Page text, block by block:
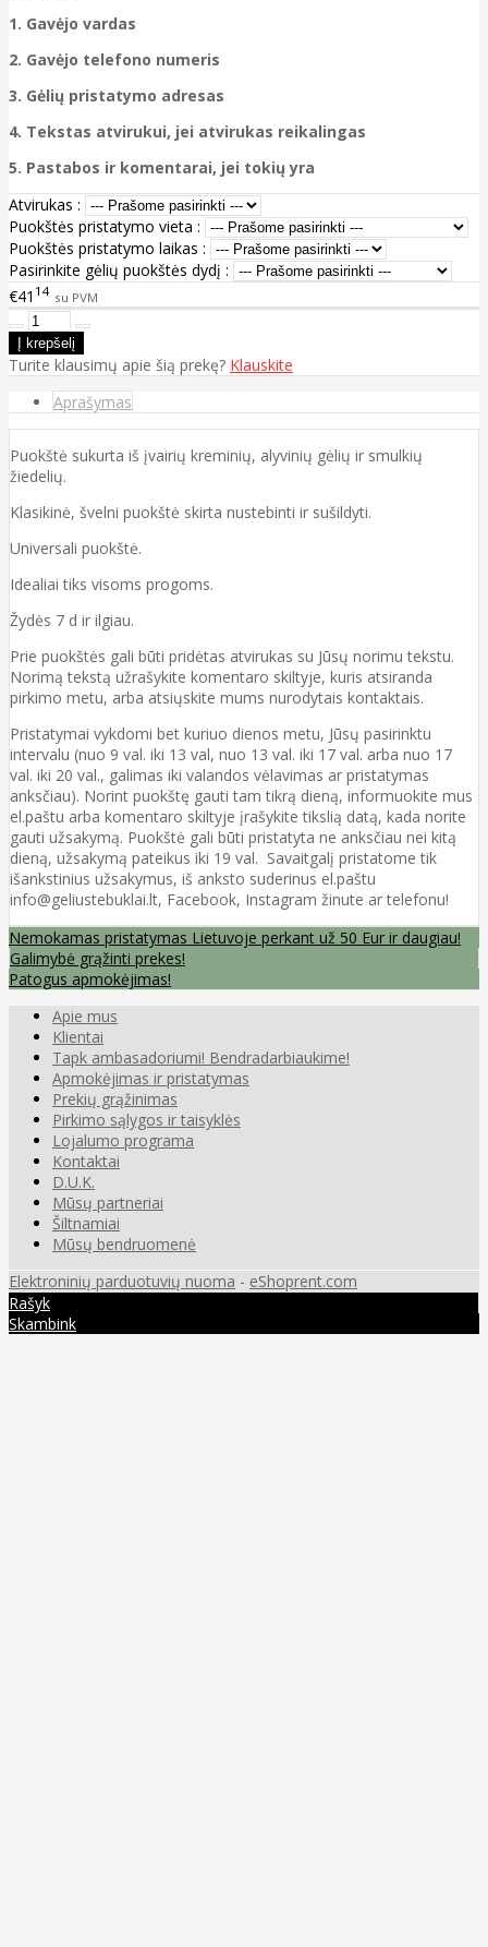
1. Gavėjo vardas
2. Gavėjo telefono numeris
3. Gėlių pristatymo adresas
4. Tekstas atvirukui, jei atvirukas reikalingas
5. Pastabos ir komentarai, jei tokių yra
Atvirukas :
Puokštės pristatymo vieta :
Puokštės pristatymo laikas :
Pasirinkite gėlių puokštės dydį :
€41 14 su PVM
Turite klausimų apie šią prekę? Klauskite
Aprašymas
Puokštė sukurta iš įvairių kreminių, alyvinių gėlių ir smulkių
žiedelių.
Klasikinė, švelni puokštė skirta nustebinti ir sušildyti.
Universali puokštė.
Idealiai tiks visoms progoms.
Žydės 7 d ir ilgiau.
Prie puokštės gali būti pridėtas atvirukas su Jūsų norimu tekstu.
Norimą tekstą užrašykite komentaro skiltyje, kuris atsiranda
pirkimo metu, arba atsiųskite mums nurodytais kontaktais.
Pristatymai vykdomi bet kuriuo dienos metu, Jūsų pasirinktu
intervalu (nuo 9 val. iki 13 val, nuo 13 val. iki 17 val. arba nuo 17
val. iki 20 val., galimas iki valandos vėlavimas ar pristatymas
anksčiau). Norint puokštę gauti tam tikrą dieną, informuokite mus
el.paštu arba komentaro skiltyje įrašykite tikslią datą, kada norite
gauti užsakymą. Puokštė gali būti pristatyta ne anksčiau nei kitą
dieną, užsakymą pateikus iki 19 val. Savaitgalį pristatome tik
išankstinius užsakymus, iš anksto suderinus el.paštu
info@geliustebuklai.lt, Facebook, Instagram žinute ar telefonu!
Nemokamas pristatymas Lietuvoje perkant už 50 Eur ir daugiau!
Galimybė grąžinti prekes!
Patogus apmokėjimas!
Apie mus
Klientai
Tapk ambasadoriumi! Bendradarbiaukime!
Apmokėjimas ir pristatymas
Prekių grąžinimas
Pirkimo sąlygos ir taisyklės
Lojalumo programa
Kontaktai
D.U.K.
Mūsų partneriai
Šiltnamiai
Mūsų bendruomenė
Elektroninių parduotuvių nuoma - eShoprent.com
Rašyk
Skambink